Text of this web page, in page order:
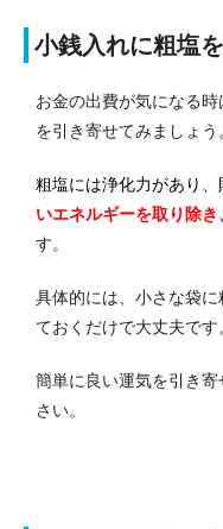
小銭入れに粗塩
お金の出費が気になる
を引き寄せてみましょう
粗塩には浄化力があり、
いエネルギーを取り除
す。
具体的には、小さな袋
ておくだけで大丈夫です
簡単に良い運気を引き
さい。